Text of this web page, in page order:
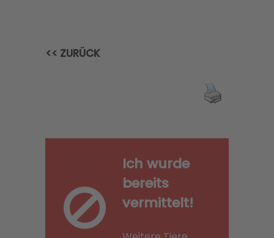
<< ZURÜCK
Ich wurde
bereits
vermittelt!